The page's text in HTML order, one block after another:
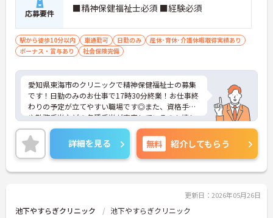
応募要件 ■精神保健福祉士必須 ■経験必須
駅から徒歩10分以内 車通勤可 日勤のみ
産休･育休･介護休暇取得実績あり
ボーナス・賞与あり
社会保険完備
愛知県東海市のクリニックで精神保健福祉士の募集
です！日勤のみのお仕事で17時30分終業！お仕事終
わりの予定が立てやすい職場です◎また、資格手当
や勤務手当などの各種手当が充実しているのも嬉し
いポイント♪ご興味のある方は面接ポイントをお伝
えしますので、お気軽にご連絡ください！
詳細を見る 無料 紹介してもらう
更新日：2026年05月26日
池下やすらぎクリニック 池下やすらぎクリニック